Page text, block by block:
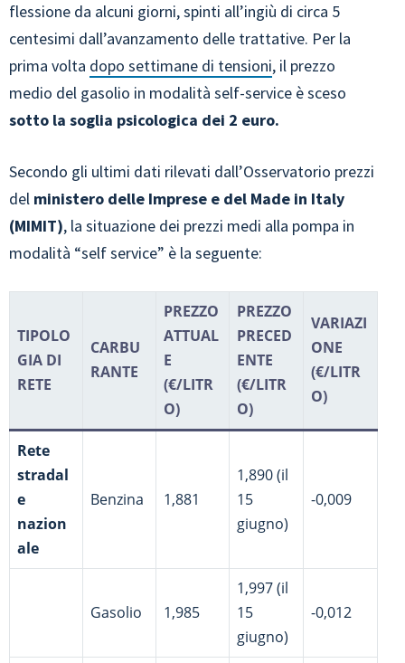
flessione da alcuni giorni, spinti all’ingiù di circa 5
centesimi dall’avanzamento delle trattative. Per la
prima volta dopo settimane di tensioni, il prezzo
medio del gasolio in modalità self-service è sceso
sotto la soglia psicologica dei 2 euro.
Secondo gli ultimi dati rilevati dall’Osservatorio prezzi
del ministero delle Imprese e del Made in Italy
(MIMIT), la situazione dei prezzi medi alla pompa in
modalità “self service” è la seguente:
TIPOLO
GIA DI
RETE
CARBU
RANTE
PREZZO
ATTUAL
E
(€/LITR
O)
PREZZO
PRECED
ENTE
(€/LITR
O)
VARIAZI
ONE
(€/LITR
O)
Rete
stradal
e
nazion
ale
Benzina 1,881
1,890 (il
15
giugno)
-0,009
Gasolio 1,985
1,997 (il
15
giugno)
-0,012